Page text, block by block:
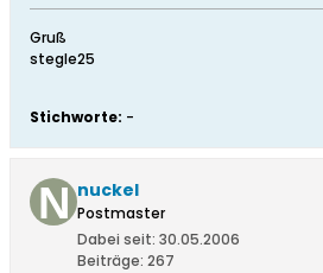
Gruß
stegle25
Stichworte: -
nuckel
Postmaster
Dabei seit: 30.05.2006
Beiträge: 267